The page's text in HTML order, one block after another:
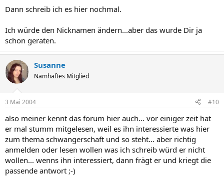
Dann schreib ich es hier nochmal.
Ich würde den Nicknamen ändern...aber das wurde Dir ja
schon geraten.
Susanne
Namhaftes Mitglied
3 Mai 2004 #10
also meiner kennt das forum hier auch... vor einiger zeit hat
er mal stumm mitgelesen, weil es ihn interessierte was hier
zum thema schwangerschaft und so steht... aber richtig
anmelden oder lesen wollen was ich schreib würd er nicht
wollen... wenns ihn interessiert, dann frägt er und kriegt die
passende antwort ;-)